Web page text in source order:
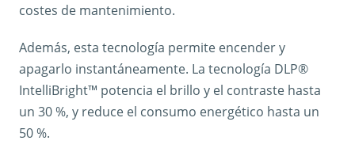
costes de mantenimiento.
Además, esta tecnología permite encender y
apagarlo instantáneamente. La tecnología DLP®
IntelliBright™ potencia el brillo y el contraste hasta
un 30 %, y reduce el consumo energético hasta un
50 %.